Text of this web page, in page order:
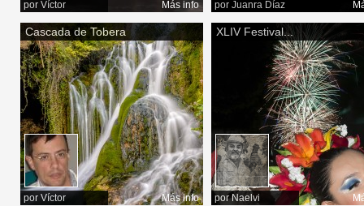
por Víctor Más info por Juanra Díaz
Cascada de Tobera
por Víctor Más info
XLIV Festival...
porNaelvi